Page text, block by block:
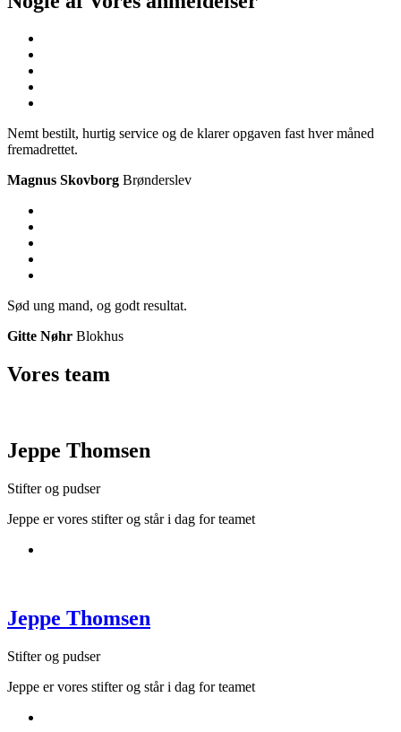
Nemt bestilt, hurtig service og de klarer opgaven fast hver måned
fremadrettet.
Magnus Skovborg Brønderslev
Sød ung mand, og godt resultat.
Gitte Nøhr Blokhus
Vores team
Jeppe Thomsen
Stifter og pudser
Jeppe er vores stifter og står i dag for teamet
Jeppe Thomsen
Stifter og pudser
Jeppe er vores stifter og står i dag for teamet